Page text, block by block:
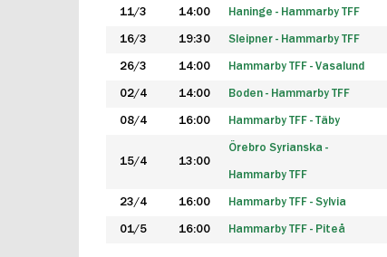
11/3 14:00 Haninge - Hammarby TFF
16/3 19:30 Sleipner - Hammarby TFF
26/3 14:00 Hammarby TFF - Vasalund
02/4 14:00 Boden - Hammarby TFF
08/4 16:00 Hammarby TFF - Täby
15/4 13:00
Örebro Syrianska -
Hammarby TFF
23/4 16:00 Hammarby TFF - Sylvia
01/5 16:00 Hammarby TFF - Piteå